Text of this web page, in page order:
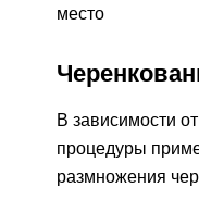
место
В зависимости
процедуры
размножения